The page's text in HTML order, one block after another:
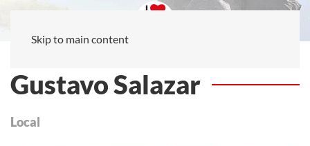
Skip to main content
Gustavo Salazar
Local